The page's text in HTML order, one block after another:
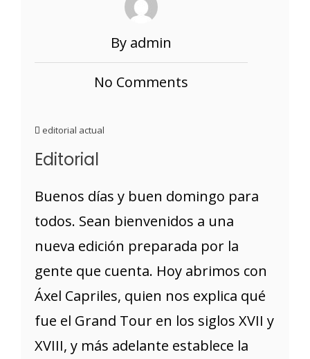
By admin
No Comments
editorial actual
Editorial
Buenos días y buen domingo para
todos. Sean bienvenidos a una
nueva edición preparada por la
gente que cuenta. Hoy abrimos con
Áxel Capriles, quien nos explica qué
fue el Grand Tour en los siglos XVII y
XVIII, y más adelante establece la